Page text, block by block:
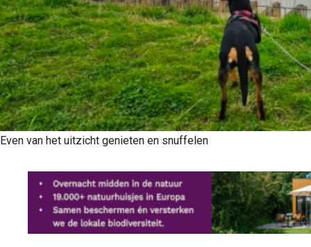
Even van het uitzicht genieten en snuffelen